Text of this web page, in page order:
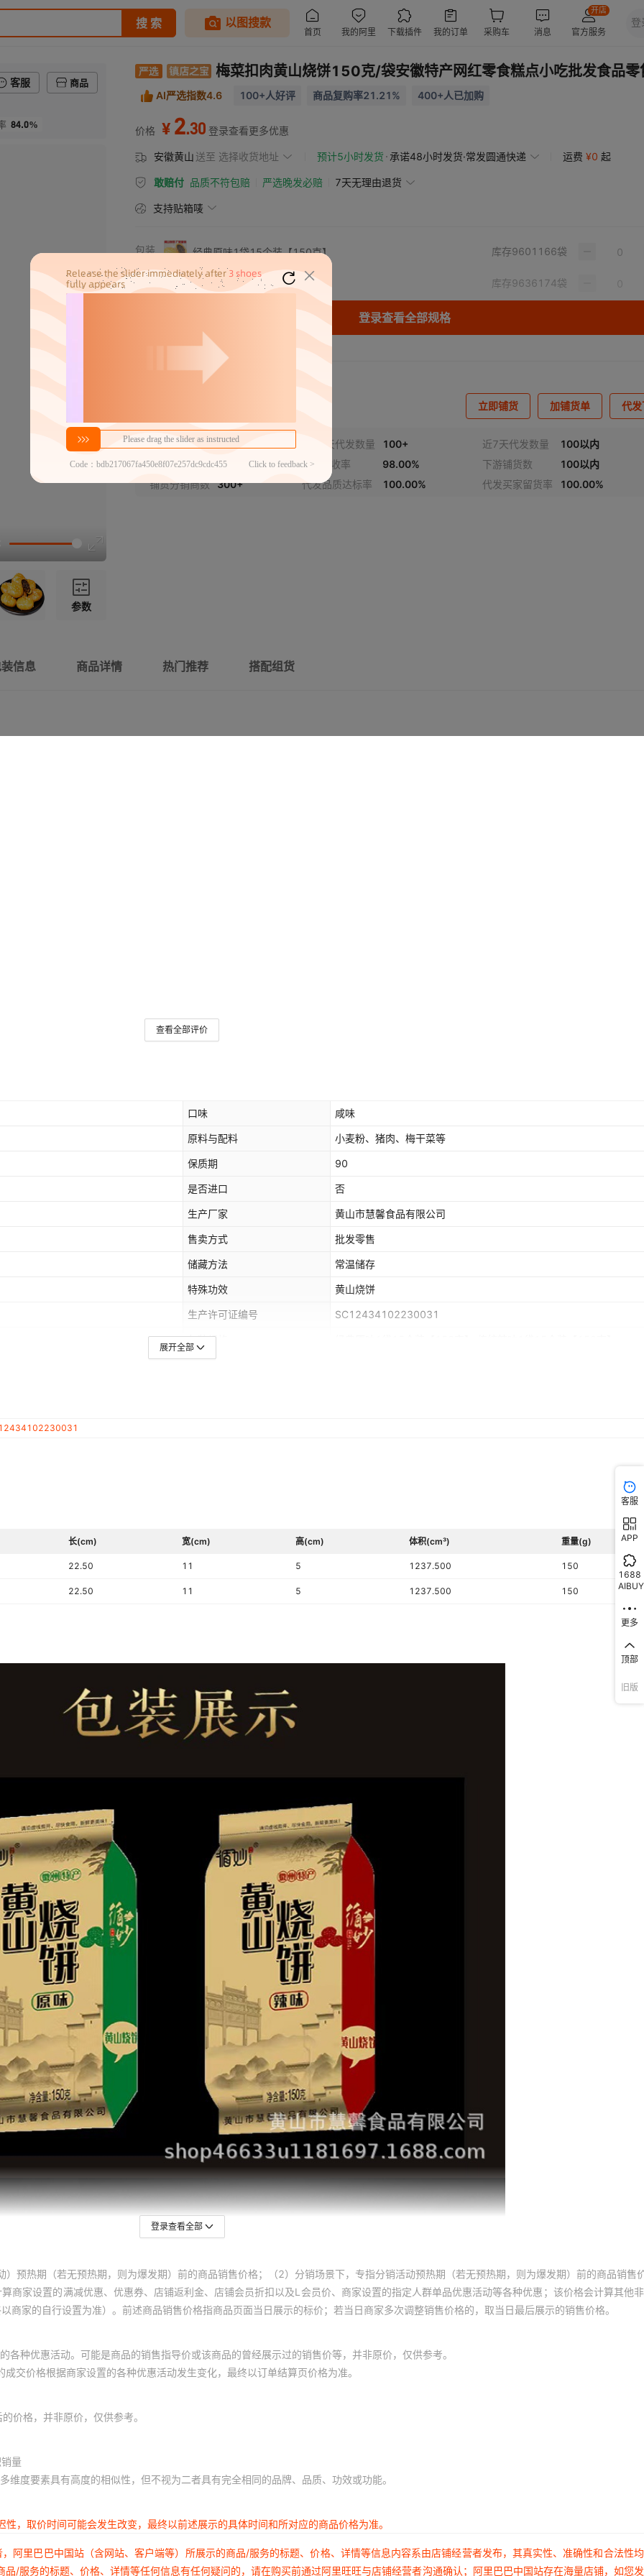
客服 商品
84.0%
参数
梅菜扣肉黄山烧饼150克/袋安徽特产网红零食糕点小吃批发食品零
AI严选指数4.6 100+人好评 商品复购率21.21% 400+人已加购
价格 ¥ 2.30 登录查看更多优惠
安徽黄山 送至 选择收货地址 预计5小时发货 承诺48小时发货·常发圆通快递 运费 ¥0 起
敢赔付 品质不符包赔 严选晚发必赔 7天无理由退货
支持贴箱唛
包装
规格
经典原味1袋15个装【150克】 库存9601166袋
传统辣味1袋15个装【150克】 库存9636174袋
登录查看全部规格
立即铺货 加铺货单 代
商家代发热度 627 近30天代发数量 100+ 近7天代发数量
100以内
48h揽收率
98.00% 24h揽收率 98.00% 下游铺货数
100以内
铺货分销商数 300+ 代发品质达标率 100.00% 代发买家留货率 100.00%
信息 商品详情 热门推荐 搭配组货
查看全部评价
口味 咸味
原料与配料 小麦粉、猪肉、梅干菜等
保质期 90
是否进口 否
生产厂家 黄山市慧馨食品有限公司
售卖方式 批发零售
储藏方法 常温储存
特殊功效 黄山烧饼
生产许可证编号 SC12434102230031
包装规格
展开全部
长(cm) 宽(cm) 高(cm) 体积(cm³) 重量(g)
22.50 11 5 1237.500 150
22.50 11 5 1237.500 150
登录查看全部
预热期（若无预热期，则为爆发期）前的商品销售价格；（2）分销场景下，专指分销活动预热期（若无预热期，则为爆发期）前的商品销售
商家设置的满减优惠、优惠券、店铺返利金、店铺会员折扣以及L会员价、商家设置的指定人群单品优惠活动等各种优惠；该价格会计算其他
家的自行设置为准）。前述商品销售价格指商品页面当日展示的标价；若当日商家多次调整销售价格的，取当日最后展示的销售价格。
种优惠活动。可能是商品的销售指导价或该商品的曾经展示过的销售价等，并非原价，仅供参考。
交价格根据商家设置的各种优惠活动发生变化，最终以订单结算页价格为准。
价格，并非原价，仅供参考。
量
度要素具有高度的相似性，但不视为二者具有完全相同的品牌、品质、功效或功能。
，取价时间可能会发生改变，最终以前述展示的具体时间和所对应的商品价格为准。
阿里巴巴中国站（含网站、客户端等）所展示的商品/服务的标题、价格、详情等信息内容系由店铺经营者发布，其真实性、准确性和合法性
/服务的标题、价格、详情等任何信息有任何疑问的，请在购买前通过阿里旺旺与店铺经营者沟通确认；阿里巴巴中国站存在海量店铺，如您
客服
APP
1688
AIBUY
更多
顶部
旧版